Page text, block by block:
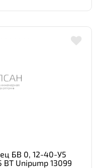
БВ 0, 12-40-У5
Unipump 13099